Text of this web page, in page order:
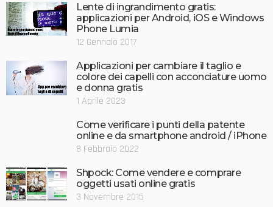
Lente di ingrandimento gratis:
applicazioni per Android, iOS e Windows
Phone Lumia
12 Gennaio 2017
Applicazioni per cambiare il taglio e
colore dei capelli con acconciature uomo
e donna gratis
1 Aprile 2023
Come verificare i punti della patente
online e da smartphone android / iPhone
8 Febbraio 2022
Shpock: Come vendere e comprare
oggetti usati online gratis
3 Novembre 2015